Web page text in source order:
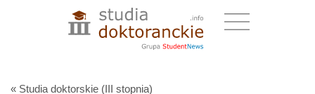
« Studia doktorskie (III stopnia)